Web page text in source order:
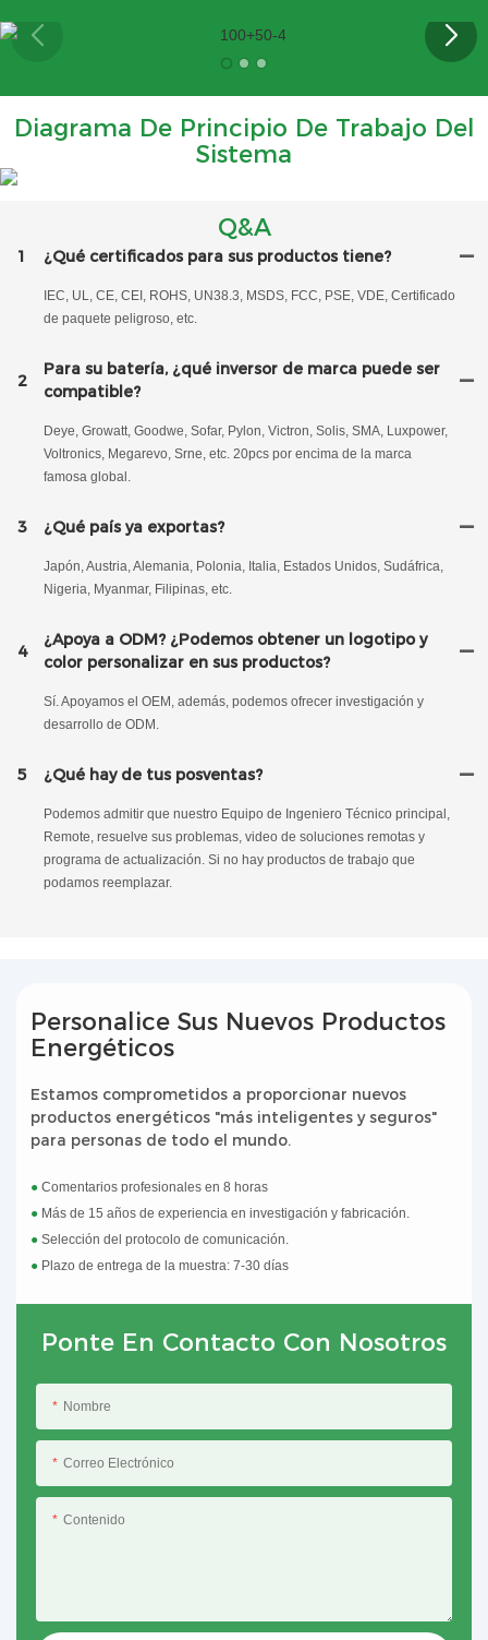
Diagrama De Principio De Trabajo Del
Sistema
Q&A
1 ¿Qué certificados para sus productos tiene?
IEC, UL, CE, CEI, ROHS, UN38.3, MSDS, FCC, PSE, VDE, Certificado
de paquete peligroso, etc.
2
Para su batería, ¿qué inversor de marca puede ser
compatible?
Deye, Growatt, Goodwe, Sofar, Pylon, Victron, Solis, SMA, Luxpower,
Voltronics, Megarevo, Srne, etc. 20pcs por encima de la marca
famosa global.
3 ¿Qué país ya exportas?
Japón, Austria, Alemania, Polonia, Italia, Estados Unidos, Sudáfrica,
Nigeria, Myanmar, Filipinas, etc.
4
¿Apoya a ODM? ¿Podemos obtener un logotipo y
color personalizar en sus productos?
Sí. Apoyamos el OEM, además, podemos ofrecer investigación y
desarrollo de ODM.
5 ¿Qué hay de tus posventas?
Podemos admitir que nuestro Equipo de Ingeniero Técnico principal,
Remote, resuelve sus problemas, video de soluciones remotas y
programa de actualización. Si no hay productos de trabajo que
podamos reemplazar.
Personalice Sus Nuevos Productos
Energéticos
Estamos comprometidos a proporcionar nuevos
productos energéticos "más inteligentes y seguros"
para personas de todo el mundo.
●Comentarios profesionales en 8 horas
● Más de 15 años de experiencia en investigación y fabricación.
●Selección del protocolo de comunicación.
● Plazo de entrega de la muestra: 7-30 días
Ponte En Contacto Con Nosotros
Nombre
Correo Electrónico
Contenido